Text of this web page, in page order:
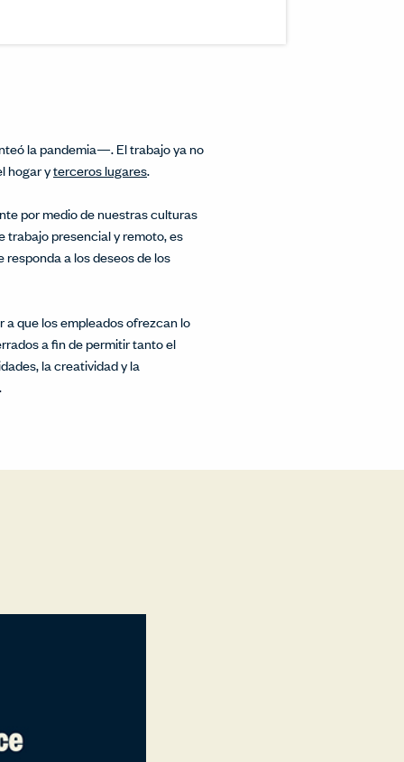
Facebook.
on Twitter.
window.
la pandemia—. El trabajo ya no
hogar yterceros lugares.
por medio de nuestras culturas
trabajo presencial y remoto, es
a los deseos de los
que los empleados ofrezcan lo
a fin de permitir tanto el
la creatividad y la